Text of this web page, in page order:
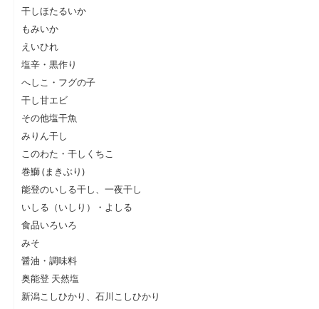
干しほたるいか
もみいか
えいひれ
塩辛・黒作り
へしこ・フグの子
干し甘エビ
その他塩干魚
みりん干し
このわた・干しくちこ
巻鰤 (まきぶり)
能登のいしる干し、一夜干し
いしる（いしり）・よしる
食品いろいろ
みそ
醤油・調味料
奥能登 天然塩
新潟こしひかり、石川こしひかり